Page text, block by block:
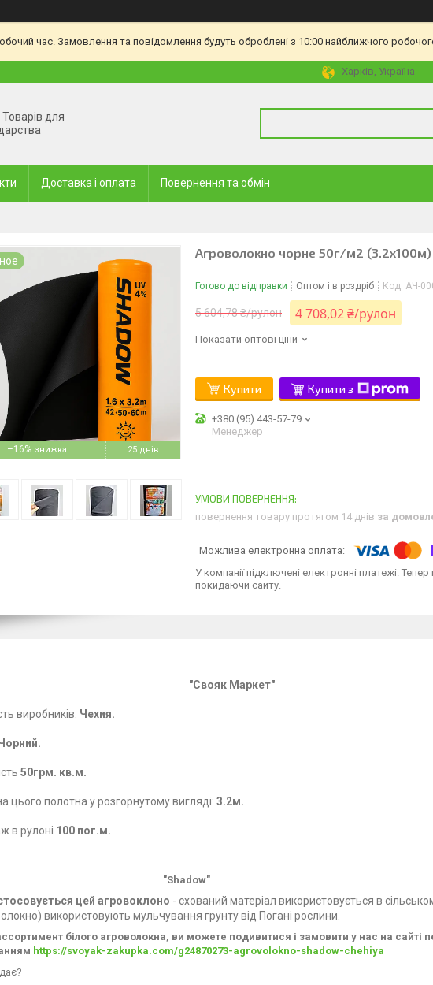
час. Замовлення та повідомлення будуть оброблені з 10:00 найближчого
Харків, Україна
Товарів для
Доставка і оплата Повернення та обмін
–16% 25 днів
Агроволокно чорне 50г/м2
Готово до відправки Оптом і в роздріб Код: АЧ-
5 604,78 ₴/рулон 4 708,02 ₴/рулон
Показати оптові ціни
Купити Купити з
+380 (95) 443-57-79
Менеджер
повернення товару протягом 14 днів за
У компанії підключені електронні платежі.
покидаючи сайту.
"Свояк Маркет"
виробників: Чехия.
50грм. кв.м.
цього полотна у розгорнутому вигляді: 3.2м.
в рулоні 100 пог.м.
цей агровоклоно - схований матеріал використовується в
використовують мульчування грунту від Погані рослини.
білого агроволокна, ви можете подивитися і замовити у нас на
https://svoyak-zakupka.com/g24870273-agrovolokno-shadow-chehiya